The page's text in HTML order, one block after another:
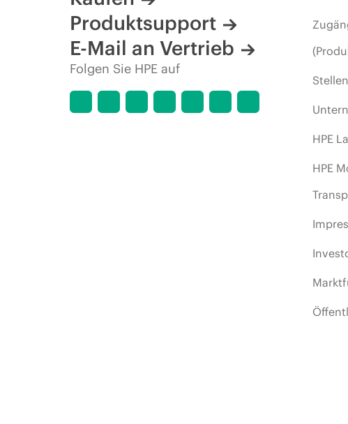
Produktsupport
E-Mail an Vertrieb
Folgen Sie HPE auf
HPE
HPE